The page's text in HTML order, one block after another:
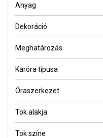
Anyag
Dekoráció
Meghatározás
Karóra típusa
Óraszerkezet
Tok alakja
Tok színe